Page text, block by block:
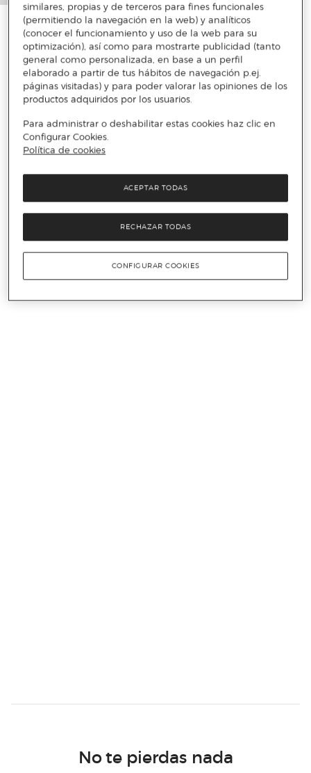
No te pierdas nada
similares, propias y de terceros para fines funcionales
(permitiendo la navegación en la web) y analíticos
(conocer el funcionamiento y uso de la web para su
optimización), así como para mostrarte publicidad (tanto
general como personalizada, en base a un perfil
elaborado a partir de tus hábitos de navegación p.ej.
páginas visitadas) y para poder valorar las opiniones de los
productos adquiridos por los usuarios.
Para administrar o deshabilitar estas cookies haz clic en
Configurar Cookies.
Política de cookies
RECHAZAR TODAS
ACEPTAR TODAS
CONFIGURAR COOKIES